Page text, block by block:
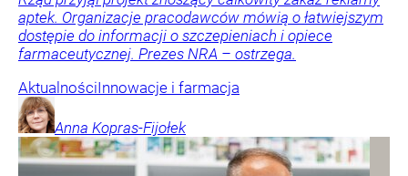
aptek. Organizacje pracodawców mówią o łatwiejszym
dostępie do informacji o szczepieniach i opiece
farmaceutycznej. Prezes NRA – ostrzega.
AktualnościInnowacje i farmacja
Anna Kopras-Fijołek